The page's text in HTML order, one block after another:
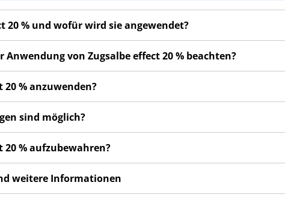
oder gar schlechter fühlen, wenden Sie sich an Ihren
20 % und wofür wird sie angewendet?
Anwendung von Zugsalbe effect 20 % beachten?
20 % anzuwenden?
sind möglich?
20 % aufzubewahren?
weitere Informationen